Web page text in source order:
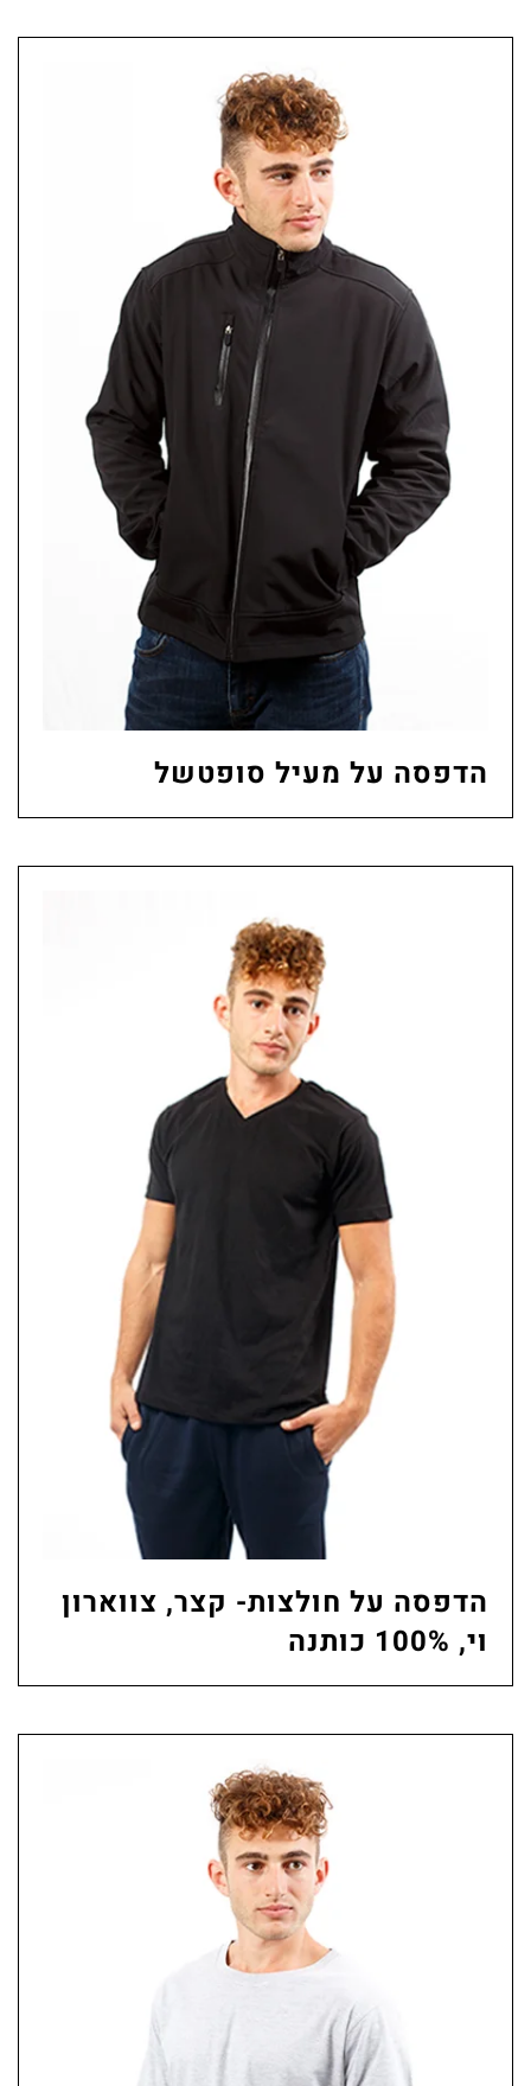
הדפסה על מעיל סופטשל
הדפסה על חולצות- קצר, צווארון
וי, 100% כותנה